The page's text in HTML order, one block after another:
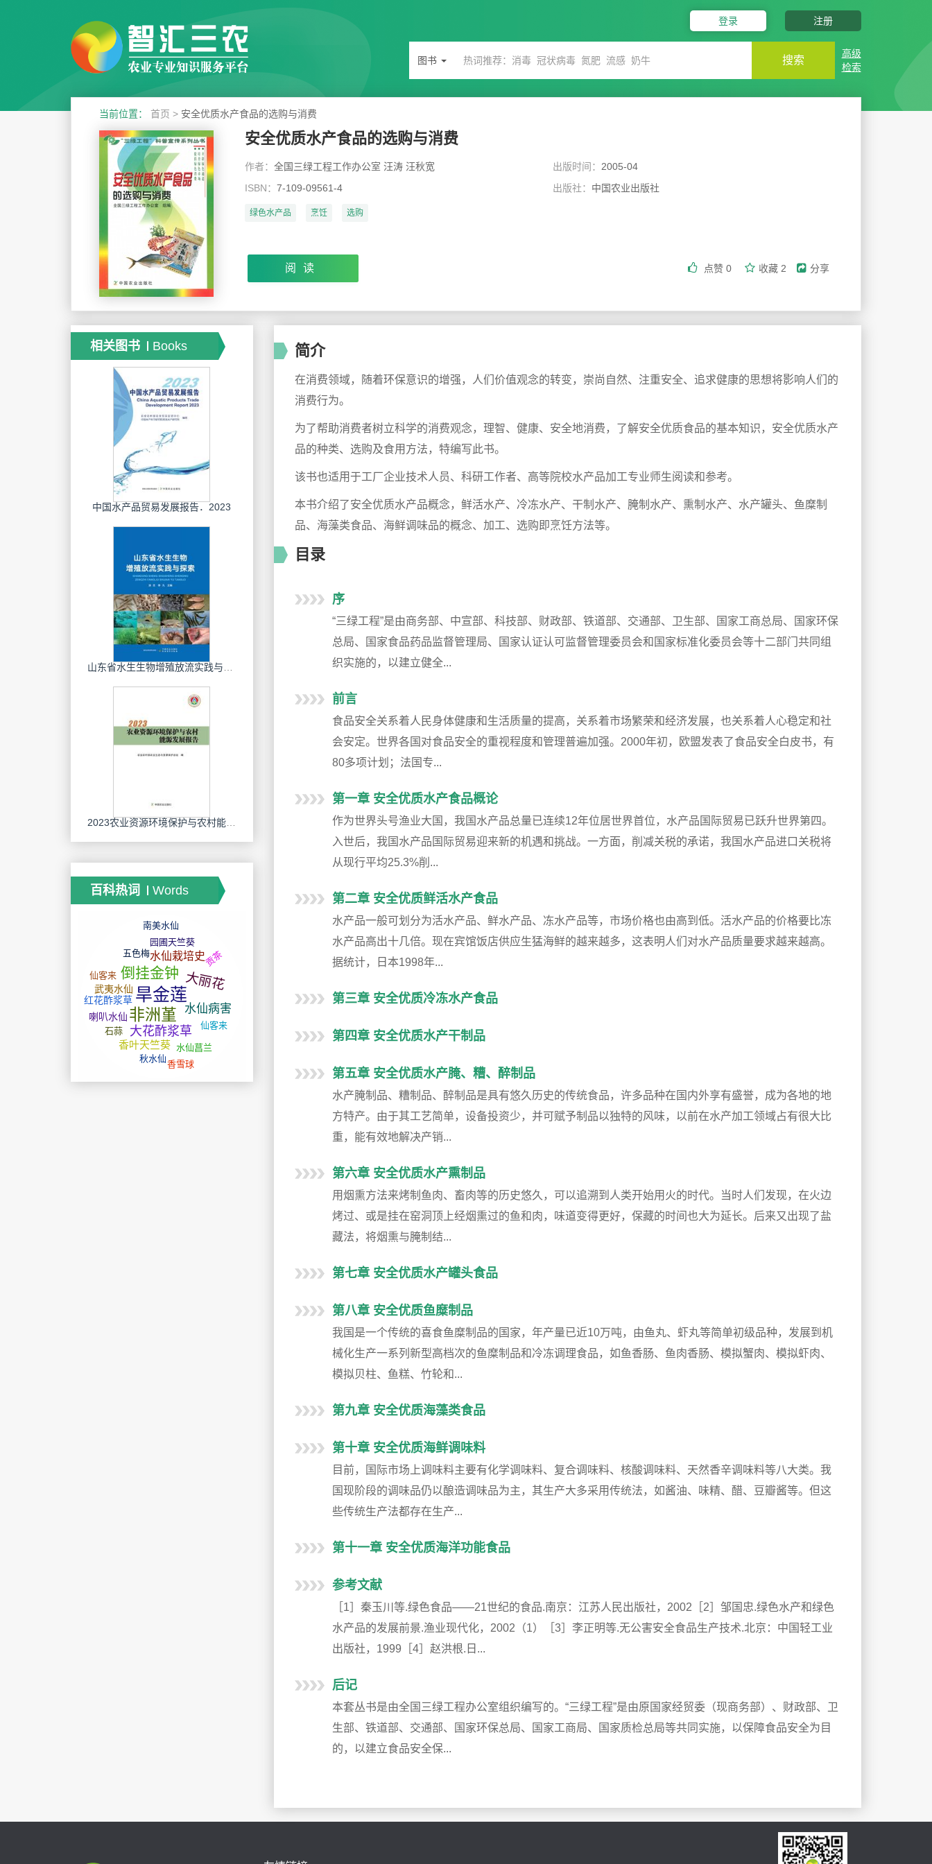
登录 注册
图书 搜索
高级
检索
当前位置： 首页 > 安全优质水产食品的选购与消费
安全优质水产食品的选购与消费
作者： 全国三绿工程工作办公室 汪涛 汪秋宽 出版时间： 2005-04
ISBN： 7-109-09561-4 出版社： 中国农业出版社
绿色水产品 烹饪 选购
点赞 0 收藏 2 分享
阅读
简介
在消费领域，随着环保意识的增强，人们价值观念的转变，崇尚自然、注重安全、追求健康的思想将影响人们的
消费行为。
为了帮助消费者树立科学的消费观念，理智、健康、安全地消费，了解安全优质食品的基本知识，安全优质水产
品的种类、选购及食用方法，特编写此书。
该书也适用于工厂企业技术人员、科研工作者、高等院校水产品加工专业师生阅读和参考。
本书介绍了安全优质水产品概念，鲜活水产、冷冻水产、干制水产、腌制水产、熏制水产、水产罐头、鱼糜制
品、海藻类食品、海鲜调味品的概念、加工、选购即烹饪方法等。
目录
序
“三绿工程”是由商务部、中宣部、科技部、财政部、铁道部、交通部、卫生部、国家工商总局、国家环保
总局、国家食品药品监督管理局、国家认证认可监督管理委员会和国家标准化委员会等十二部门共同组
织实施的，以建立健全...
前言
食品安全关系着人民身体健康和生活质量的提高，关系着市场繁荣和经济发展，也关系着人心稳定和社
会安定。世界各国对食品安全的重视程度和管理普遍加强。2000年初，欧盟发表了食品安全白皮书，有
80多项计划；法国专...
第一章 安全优质水产食品概论
作为世界头号渔业大国，我国水产品总量已连续12年位居世界首位，水产品国际贸易已跃升世界第四。
入世后，我国水产品国际贸易迎来新的机遇和挑战。一方面，削减关税的承诺，我国水产品进口关税将
从现行平均25.3%削...
第二章 安全优质鲜活水产食品
水产品一般可划分为活水产品、鲜水产品、冻水产品等，市场价格也由高到低。活水产品的价格要比冻
水产品高出十几倍。现在宾馆饭店供应生猛海鲜的越来越多，这表明人们对水产品质量要求越来越高。
据统计，日本1998年...
第三章 安全优质冷冻水产食品
第四章 安全优质水产干制品
第五章 安全优质水产腌、糟、醉制品
水产腌制品、糟制品、醉制品是具有悠久历史的传统食品，许多品种在国内外享有盛誉，成为各地的地
方特产。由于其工艺简单，设备投资少，并可赋予制品以独特的风味，以前在水产加工领域占有很大比
重，能有效地解决产销...
第六章 安全优质水产熏制品
用烟熏方法来烤制鱼肉、畜肉等的历史悠久，可以追溯到人类开始用火的时代。当时人们发现，在火边
烤过、或是挂在窑洞顶上经烟熏过的鱼和肉，味道变得更好，保藏的时间也大为延长。后来又出现了盐
藏法，将烟熏与腌制结...
第七章 安全优质水产罐头食品
第八章 安全优质鱼糜制品
我国是一个传统的喜食鱼糜制品的国家，年产量已近10万吨，由鱼丸、虾丸等简单初级品种，发展到机
械化生产一系列新型高档次的鱼糜制品和冷冻调理食品，如鱼香肠、鱼肉香肠、模拟蟹肉、模拟虾肉、
模拟贝柱、鱼糕、竹轮和...
第九章 安全优质海藻类食品
第十章 安全优质海鲜调味料
目前，国际市场上调味料主要有化学调味料、复合调味料、核酸调味料、天然香辛调味料等八大类。我
国现阶段的调味品仍以酿造调味品为主，其生产大多采用传统法，如酱油、味精、醋、豆瓣酱等。但这
些传统生产法都存在生产...
第十一章 安全优质海洋功能食品
参考文献
［1］秦玉川等.绿色食品——21世纪的食品.南京：江苏人民出版社，2002［2］邹国忠.绿色水产和绿色
水产品的发展前景.渔业现代化，2002（1）［3］李正明等.无公害安全食品生产技术.北京：中国轻工业
出版社，1999［4］赵洪根.日...
后记
本套丛书是由全国三绿工程办公室组织编写的。“三绿工程”是由原国家经贸委（现商务部）、财政部、卫
生部、铁道部、交通部、国家环保总局、国家工商局、国家质检总局等共同实施，以保障食品安全为目
的，以建立食品安全保...
相关图书 Books
中国水产品贸易发展报告．2023
山东省水生生物增殖放流实践与探索
2023农业资源环境保护与农村能源发展报告
百科热词 Words